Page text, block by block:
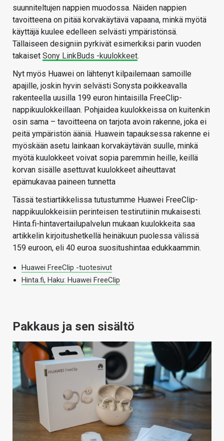
suunniteltujen nappien muodossa. Näiden nappien
tavoitteena on pitää korvakäytävä vapaana, minkä myötä
käyttäjä kuulee edelleen selvästi ympäristönsä.
Tällaiseen designiin pyrkivät esimerkiksi parin vuoden
takaiset Sony LinkBuds -kuulokkeet.
Nyt myös Huawei on lähtenyt kilpailemaan samoille
apajille, joskin hyvin selvästi Sonysta poikkeavalla
rakenteella uusilla 199 euron hintaisilla FreeClip-
nappikuulokkeillaan. Pohjaidea kuulokkeissa on kuitenkin
osin sama – tavoitteena on tarjota avoin rakenne, joka ei
peitä ympäristön ääniä. Huawein tapauksessa rakenne ei
myöskään asetu lainkaan korvakäytävän suulle, minkä
myötä kuulokkeet voivat sopia paremmin heille, keillä
korvan sisälle asettuvat kuulokkeet aiheuttavat
epämukavaa paineen tunnetta
Tässä testiartikkelissa tutustumme Huawei FreeClip-
nappikuulokkeisiin perinteisen testirutiinin mukaisesti.
Hinta.fi-hintavertailupalvelun mukaan kuulokkeita saa
artikkelin kirjoitushetkellä heinäkuun puolessa välissä
159 euroon, eli 40 euroa suositushintaa edukkaammin.
Huawei FreeClip -tuotesivut
Hinta.fi, Haku: Huawei FreeClip
Pakkaus ja sen sisältö